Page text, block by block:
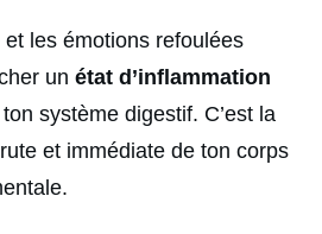
les émotions refoulées
un état d’inflammation
système digestif. C’est la
et immédiate de ton corps